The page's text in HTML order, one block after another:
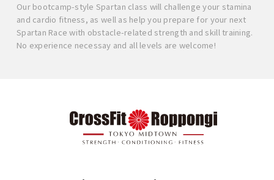
Our bootcamp-style Spartan class will challenge your stamina
and cardio fitness, as well as help you prepare for your next
Spartan Race with obstacle-related strength and skill training.
No experience necessay and all levels are welcome!